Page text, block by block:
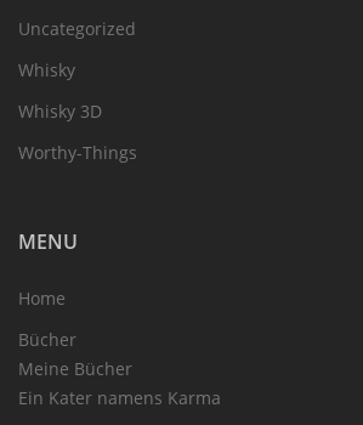
Uncategorized
Whisky
Whisky 3D
Worthy-Things
MENU
Home
Bücher
Meine Bücher
Ein Kater namens Karma